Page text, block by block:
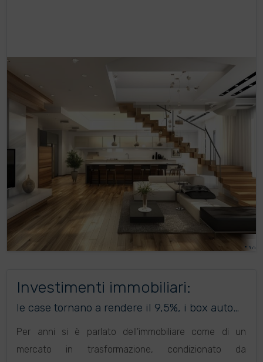
Investimenti immobiliari:
le case tornano a rendere il 9,5%, i box auto
Per anni si è parlato dell'immobiliare come di un
mercato in trasformazione, condizionato da